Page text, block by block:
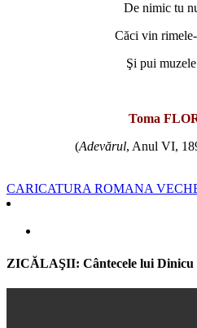
De nimic tu
Căci vin
Şi pui
Toma
(Adevărul, Anul VI,
CARICATURA ROMANA
ZICĂLAŞII: Cântecele lui Dinicu